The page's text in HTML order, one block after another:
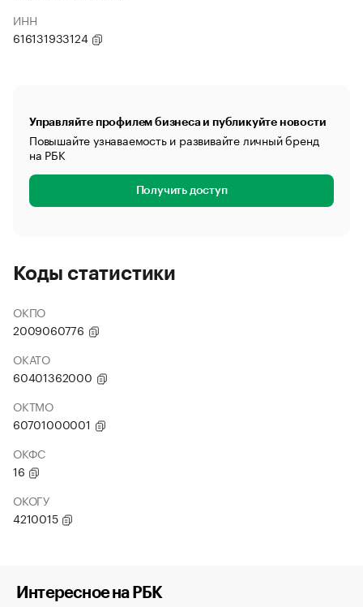
ИНН
616131933124
Управляйте профилем бизнеса и публикуйте новости
Повышайте узнаваемость и развивайте личный бренд
на РБК
Получить доступ
Коды статистики
ОКПО
2009060776
ОКАТО
60401362000
ОКТМО
60701000001
ОКФС
16
ОКОГУ
4210015
Интересное на РБК